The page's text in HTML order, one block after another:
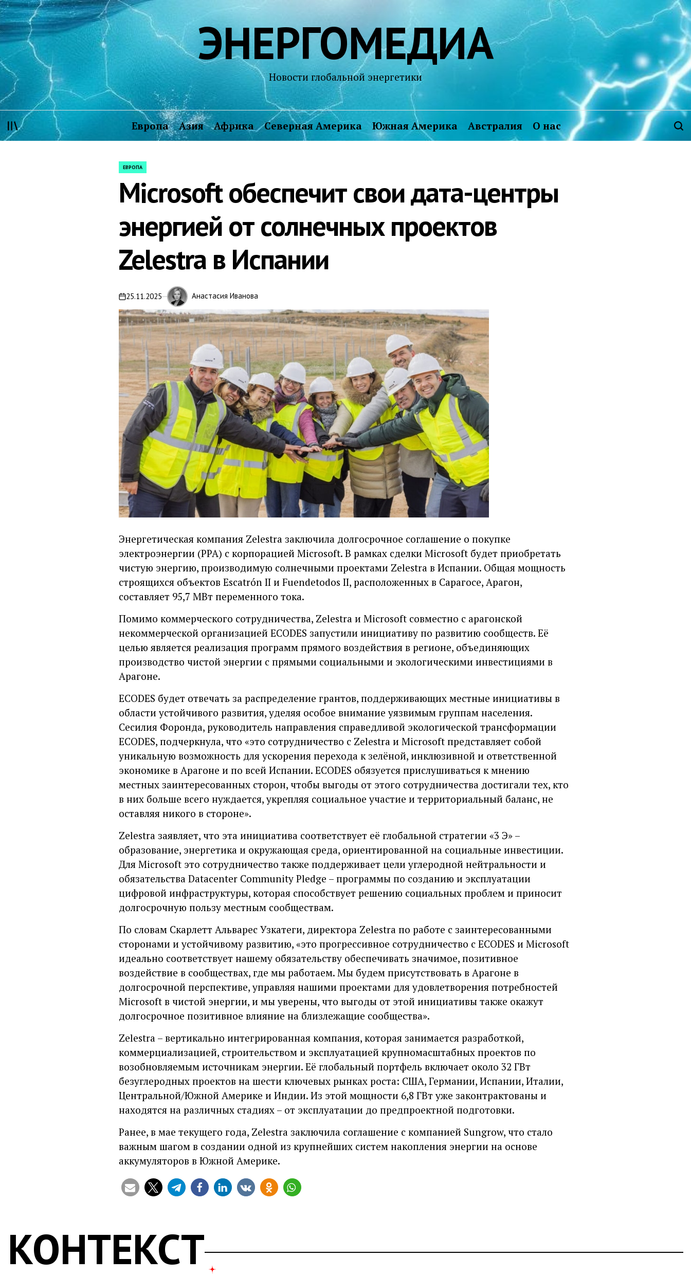
Skip
to
content
ЭНЕРГОМЕДИА
Новости глобальной энергетики
Европа Азия Африка Северная Америка Южная Америка Австралия О нас
POSTED
ЕВРОПА
Microsoft обеспечит свои дата-центры
энергией от солнечных проектов
Zelestra в Испании
on25.11.2025 Анастасия Иванова
Энергетическая компания Zelestra заключила долгосрочное соглашение о покупке
электроэнергии (PPA) с корпорацией Microsoft. В рамках сделки Microsoft будет приобретать
чистую энергию, производимую солнечными проектами Zelestra в Испании. Общая мощность
строящихся объектов Escatrón II и Fuendetodos II, расположенных в Сарагосе, Арагон,
составляет 95,7 МВт переменного тока.
Помимо коммерческого сотрудничества, Zelestra и Microsoft совместно с арагонской
некоммерческой организацией ECODES запустили инициативу по развитию сообществ. Её
целью является реализация программ прямого воздействия в регионе, объединяющих
производство чистой энергии с прямыми социальными и экологическими инвестициями в
Арагоне.
ECODES будет отвечать за распределение грантов, поддерживающих местные инициативы в
области устойчивого развития, уделяя особое внимание уязвимым группам населения.
Сесилия Форонда, руководитель направления справедливой экологической трансформации
ECODES, подчеркнула, что «это сотрудничество с Zelestra и Microsoft представляет собой
уникальную возможность для ускорения перехода к зелёной, инклюзивной и ответственной
экономике в Арагоне и по всей Испании. ECODES обязуется прислушиваться к мнению
местных заинтересованных сторон, чтобы выгоды от этого сотрудничества достигали тех, кто
в них больше всего нуждается, укрепляя социальное участие и территориальный баланс, не
оставляя никого в стороне».
Zelestra заявляет, что эта инициатива соответствует её глобальной стратегии «3 Э» –
образование, энергетика и окружающая среда, ориентированной на социальные инвестиции.
Для Microsoft это сотрудничество также поддерживает цели углеродной нейтральности и
обязательства Datacenter Community Pledge – программы по созданию и эксплуатации
цифровой инфраструктуры, которая способствует решению социальных проблем и приносит
долгосрочную пользу местным сообществам.
По словам Скарлетт Альварес Узкатеги, директора Zelestra по работе с заинтересованными
сторонами и устойчивому развитию, «это прогрессивное сотрудничество с ECODES и Microsoft
идеально соответствует нашему обязательству обеспечивать значимое, позитивное
воздействие в сообществах, где мы работаем. Мы будем присутствовать в Арагоне в
долгосрочной перспективе, управляя нашими проектами для удовлетворения потребностей
Microsoft в чистой энергии, и мы уверены, что выгоды от этой инициативы также окажут
долгосрочное позитивное влияние на близлежащие сообщества».
Zelestra – вертикально интегрированная компания, которая занимается разработкой,
коммерциализацией, строительством и эксплуатацией крупномасштабных проектов по
возобновляемым источникам энергии. Её глобальный портфель включает около 32 ГВт
безуглеродных проектов на шести ключевых рынках роста: США, Германии, Испании, Италии,
Центральной/Южной Америке и Индии. Из этой мощности 6,8 ГВт уже законтрактованы и
находятся на различных стадиях – от эксплуатации до предпроектной подготовки.
Ранее, в мае текущего года, Zelestra заключила соглашение с компанией Sungrow, что стало
важным шагом в создании одной из крупнейших систем накопления энергии на основе
аккумуляторов в Южной Америке.
КОНТЕКСТ